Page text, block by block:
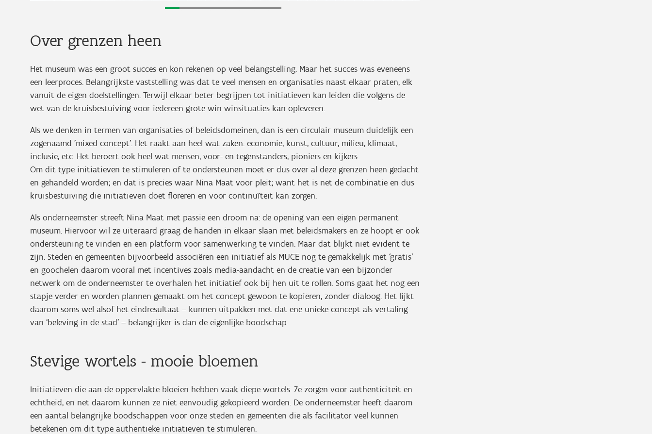
Over grenzen heen
Het museum was een groot succes en kon rekenen op veel belangstelling. Maar het succes was eveneens
een leerproces. Belangrijkste vaststelling was dat te veel mensen en organisaties naast elkaar praten, elk
vanuit de eigen doelstellingen. Terwijl elkaar beter begrijpen tot initiatieven kan leiden die volgens de
wet van de kruisbestuiving voor iedereen grote win-winsituaties kan opleveren.
Als we denken in termen van organisaties of beleidsdomeinen, dan is een circulair museum duidelijk een
zogenaamd 'mixed concept'. Het raakt aan heel wat zaken: economie, kunst, cultuur, milieu, klimaat,
inclusie, etc. Het beroert ook heel wat mensen, voor- en tegenstanders, pioniers en kijkers.
Om dit type initiatieven te stimuleren of te ondersteunen moet er dus over al deze grenzen heen gedacht
en gehandeld worden; en dat is precies waar Nina Maat voor pleit; want het is net de combinatie en dus
kruisbestuiving die initiatieven doet floreren en voor continuïteit kan zorgen.
Als onderneemster streeft Nina Maat met passie een droom na: de opening van een eigen permanent
museum. Hiervoor wil ze uiteraard graag de handen in elkaar slaan met beleidsmakers en ze hoopt er ook
ondersteuning te vinden en een platform voor samenwerking te vinden. Maar dat blijkt niet evident te
zijn. Steden en gemeenten bijvoorbeeld associëren een initiatief als MUCE nog te gemakkelijk met ‘gratis’
en goochelen daarom vooral met incentives zoals media-aandacht en de creatie van een bijzonder
netwerk om de onderneemster te overhalen het initiatief ook bij hen uit te rollen. Soms gaat het nog een
stapje verder en worden plannen gemaakt om het concept gewoon te kopiëren, zonder dialoog. Het lijkt
daarom soms wel alsof het eindresultaat – kunnen uitpakken met dat ene unieke concept als vertaling
van ‘beleving in de stad’ – belangrijker is dan de eigenlijke boodschap.
Stevige wortels - mooie bloemen
Initiatieven die aan de oppervlakte bloeien hebben vaak diepe wortels. Ze zorgen voor authenticiteit en
echtheid, en net daarom kunnen ze niet eenvoudig gekopieerd worden. De onderneemster heeft daarom
een aantal belangrijke boodschappen voor onze steden en gemeenten die als facilitator veel kunnen
betekenen om dit type authentieke initiatieven te stimuleren.